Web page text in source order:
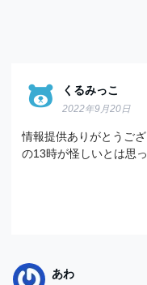
くるみっこ
2022年9月20日
情報提供ありがとうご
の13時が怪しいとは思
あわ